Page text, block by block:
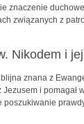
znaczenie
związanych z
Nikodem i
znana z
Jezusem i pomagał
poszukiwanie